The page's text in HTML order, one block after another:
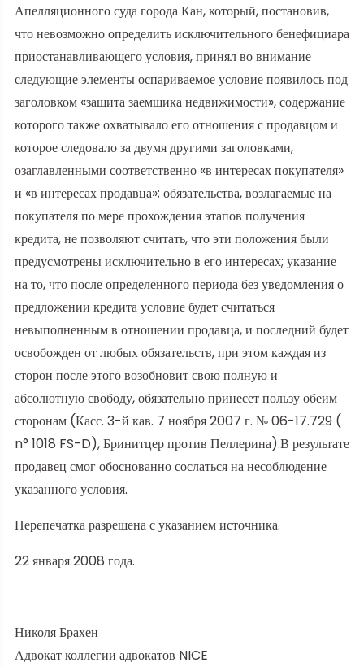
Апелляционного суда города Кан, который, постановив,
что невозможно определить исключительного бенефициара
приостанавливающего условия, принял во внимание
следующие элементы оспариваемое условие появилось под
заголовком «защита заемщика недвижимости», содержание
которого также охватывало его отношения с продавцом и
которое следовало за двумя другими заголовками,
озаглавленными соответственно «в интересах покупателя»
и «в интересах продавца»; обязательства, возлагаемые на
покупателя по мере прохождения этапов получения
кредита, не позволяют считать, что эти положения были
предусмотрены исключительно в его интересах; указание
на то, что после определенного периода без уведомления о
предложении кредита условие будет считаться
невыполненным в отношении продавца, и последний будет
освобожден от любых обязательств, при этом каждая из
сторон после этого возобновит свою полную и
абсолютную свободу, обязательно принесет пользу обеим
сторонам (Касс. 3-й кав. 7 ноября 2007 г. № 06-17.729 (
n° 1018 FS-D), Бринитцер против Пеллерина).В результате
продавец смог обоснованно сослаться на несоблюдение
указанного условия.
Перепечатка разрешена с указанием источника.
22 января 2008 года.
Николя Брахен
Адвокат коллегии адвокатов NICE